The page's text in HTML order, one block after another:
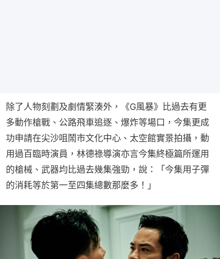
除了人物刻劃及劇情緊湊外，《G風暴》比過去有更
多動作槍戰、公路飛車追逐、爆炸等場口，今集更成
功申請在尖沙咀鬧市文化中心、太空館實景拍攝，動
用過百臨時演員，林德祿導演亦言今集終極篇所運用
的槍械、武器均比過去幾集強勁，說：「今集用子彈
的消耗等於第一至四集總數那麼多！」